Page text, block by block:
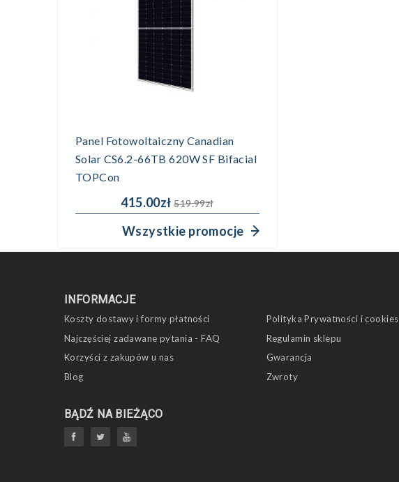
Panel Fotowoltaiczny Canadian
Solar CS6.2-66TB 620W SF Bifacial
TOPCon
415.00zł519.99zł
Wszystkie promocje
BĄDŹ NA BIEŻĄCO
INFORMACJE
Koszty dostawy i formy płatności
Najczęściej zadawane pytania - FAQ
Korzyści z zakupów u nas
Blog
Polityka Prywatności i cookies
Regulamin sklepu
Gwarancja
Zwroty